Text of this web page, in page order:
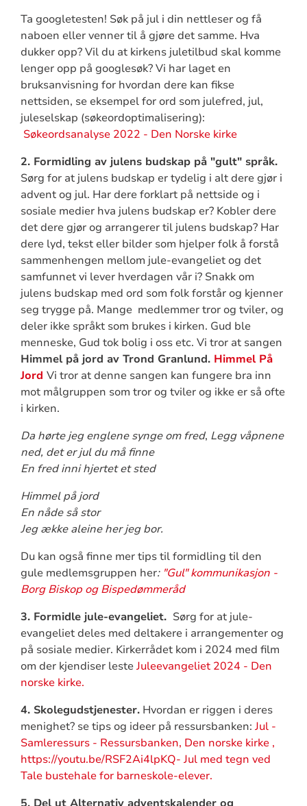
Ta googletesten! Søk på jul i din nettleser og få
naboen eller venner til å gjøre det samme. Hva
dukker opp? Vil du at kirkens juletilbud skal komme
lenger opp på googlesøk? Vi har laget en
bruksanvisning for hvordan dere kan fikse
nettsiden, se eksempel for ord som julefred, jul,
juleselskap (søkeordoptimalisering):
Søkeordsanalyse 2022 - Den Norske kirke
2. Formidling av julens budskap på "gult" språk.
Sørg for at julens budskap er tydelig i alt dere gjør i
advent og jul. Har dere forklart på nettside og i
sosiale medier hva julens budskap er? Kobler dere
det dere gjør og arrangerer til julens budskap? Har
dere lyd, tekst eller bilder som hjelper folk å forstå
sammenhengen mellom jule-evangeliet og det
samfunnet vi lever hverdagen vår i? Snakk om
julens budskap med ord som folk forstår og kjenner
seg trygge på. Mange medlemmer tror og tviler, og
deler ikke språkt som brukes i kirken. Gud ble
menneske, Gud tok bolig i oss etc. Vi tror at sangen
Himmel på jord av Trond Granlund. Himmel På
Jord Vi tror at denne sangen kan fungere bra inn
mot målgruppen som tror og tviler og ikke er så ofte
i kirken.
Da hørte jeg englene synge om fred, Legg våpnene
ned, det er jul du må finne
En fred inni hjertet et sted
Himmel på jord
En nåde så stor
Jeg ække aleine her jeg bor.
Du kan også finne mer tips til formidling til den
gule medlemsgruppen her: "Gul" kommunikasjon -
Borg Biskop og Bispedømmeråd
3. Formidle jule-evangeliet. Sørg for at jule-
evangeliet deles med deltakere i arrangementer og
på sosiale medier. Kirkerrådet kom i 2024 med film
om der kjendiser lesteJuleevangeliet 2024 - Den
norske kirke.
4. Skolegudstjenester.Hvordan er riggen i deres
menighet? se tips og ideer på ressursbanken: Jul -
Samleressurs - Ressursbanken, Den norske kirke ,
https://youtu.be/RSF2Ai4lpKQ- Jul med tegn ved
Tale bustehale for barneskole-elever.